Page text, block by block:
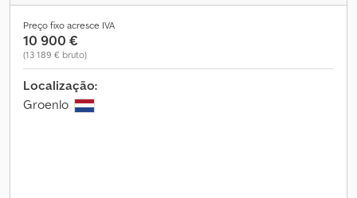
Preço fixo acresce IVA
10 900 €
(13 189 € bruto)
Localização:
Groenlo